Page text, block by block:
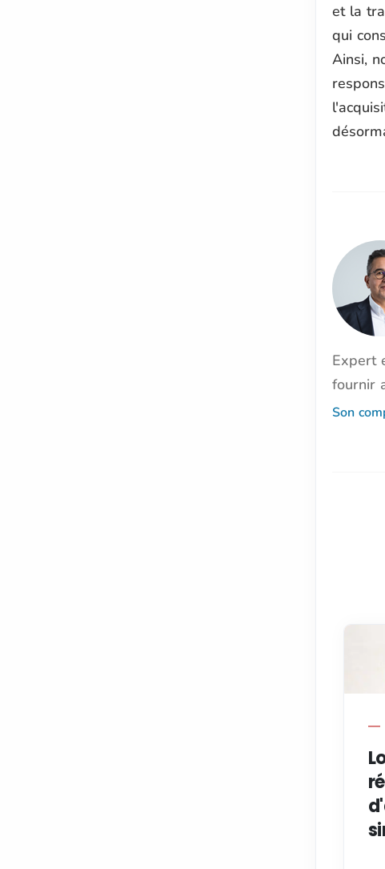
et la
qui
Ainsi,
Expert
fournir
Son